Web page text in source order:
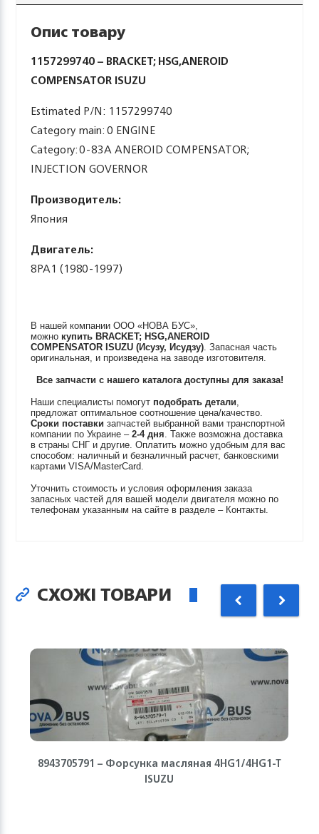
Опис товару
1157299740 – BRACKET; HSG,ANEROID
COMPENSATOR ISUZU
Estimated P/N: 1157299740
Category main: 0 ENGINE
Category: 0-83A ANEROID COMPENSATOR;
INJECTION GOVERNOR
Производитель:
Япония
Двигатель:
8PA1 (1980-1997)
В нашей компании ООО «НОВА БУС»,
можно купить BRACKET; HSG,ANEROID
COMPENSATOR ISUZU (Исузу, Исудзу). Запасная часть
оригинальная, и произведена на заводе изготовителя.
Все запчасти с нашего каталога доступны для заказа!
Наши специалисты помогут подобрать детали,
предложат оптимальное соотношение цена/качество.
Сроки поставки запчастей выбранной вами транспортной
компании по Украине –2-4 дня. Также возможна доставка
в страны СНГ и другие. Оплатить можно удобным для вас
способом: наличный и безналичный расчет, банковскими
картами VISA/MasterCard.
Уточнить стоимость и условия оформления заказа
запасных частей для вашей модели двигателя можно по
телефонам указанным на сайте в разделе – Контакты.
СХОЖІ ТОВАРИ
8943705791 – Форсунка масляная 4HG1/4HG1-T
ISUZU